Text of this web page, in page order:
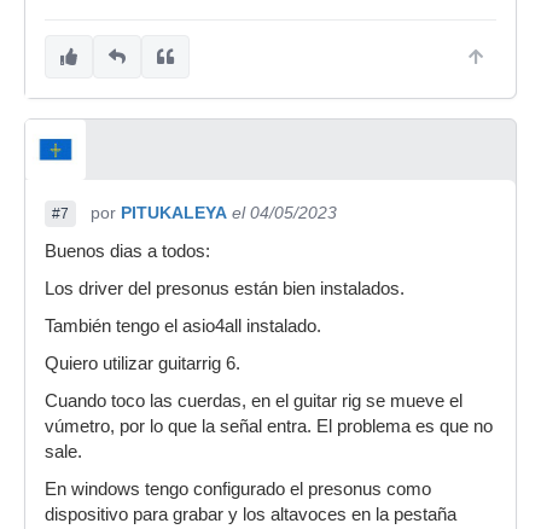
#7 por PITUKALEYA el 04/05/2023
Buenos dias a todos:
Los driver del presonus están bien instalados.
También tengo el asio4all instalado.
Quiero utilizar guitarrig 6.
Cuando toco las cuerdas, en el guitar rig se mueve el
vúmetro, por lo que la señal entra. El problema es que no
sale.
En windows tengo configurado el presonus como
dispositivo para grabar y los altavoces en la pestaña